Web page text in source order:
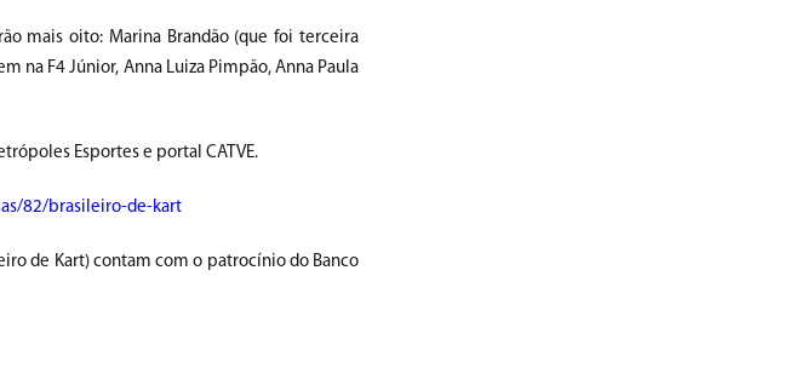
mais oito: Marina Brandão (que foi terceira
na F4 Júnior, Anna Luiza Pimpão, Anna Paula
Esportes e portal CATVE.
82/brasileiro-de-kart
de Kart) contam com o patrocínio do Banco